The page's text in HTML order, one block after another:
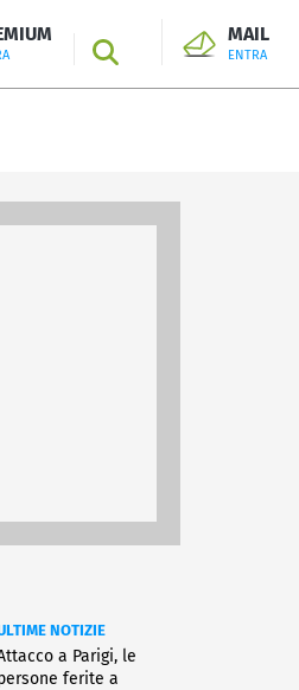
SEARCH
MAIL
ENTRA
NOTIZIE
a Parigi, le
ferite a